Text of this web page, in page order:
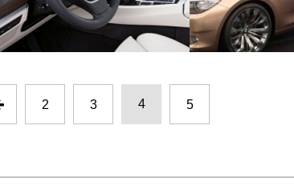
2 3 4 5